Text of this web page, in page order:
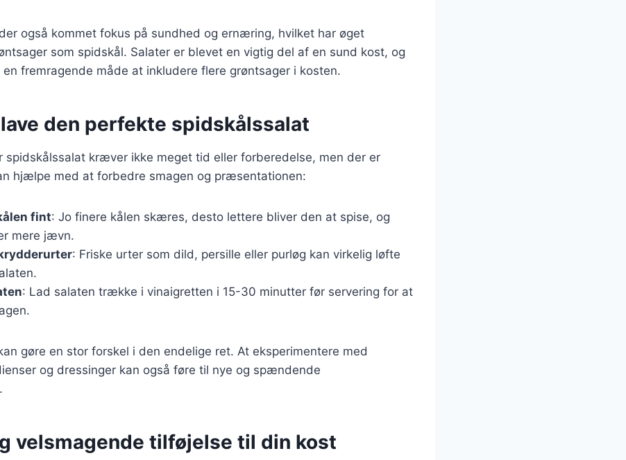
også kommet fokus på sundhed og ernæring, hvilket har øget
som spidskål. Salater er blevet en vigtig del af en sund kost, og
fremragende måde at inkludere flere grøntsager i kosten.
den perfekte spidskålssalat
spidskålssalat kræver ikke meget tid eller forberedelse, men der er
hjælpe med at forbedre smagen og præsentationen:
fint: Jo finere kålen skæres, desto lettere bliver den at spise, og
mere jævn.
: Friske urter som dild, persille eller purløg kan virkelig løfte
: Lad salaten trække i vinaigretten i 15-30 minutter før servering for at
gøre en stor forskel i den endelige ret. At eksperimentere med
og dressinger kan også føre til nye og spændende
velsmagende tilføjelse til din kost